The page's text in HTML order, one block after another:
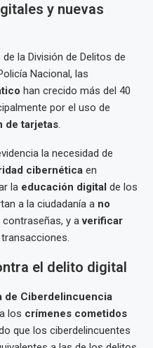
y nuevas
la División de Delitos de
Nacional, las
han crecido más del 40
por el uso de
de tarjetas.
la necesidad de
cibernética en
la educación digital de los
a la ciudadanía a no
contraseñas, y averificar
el delito digital
de Ciberdelincuencia
los crímenes cometidos
que los ciberdelincuentes